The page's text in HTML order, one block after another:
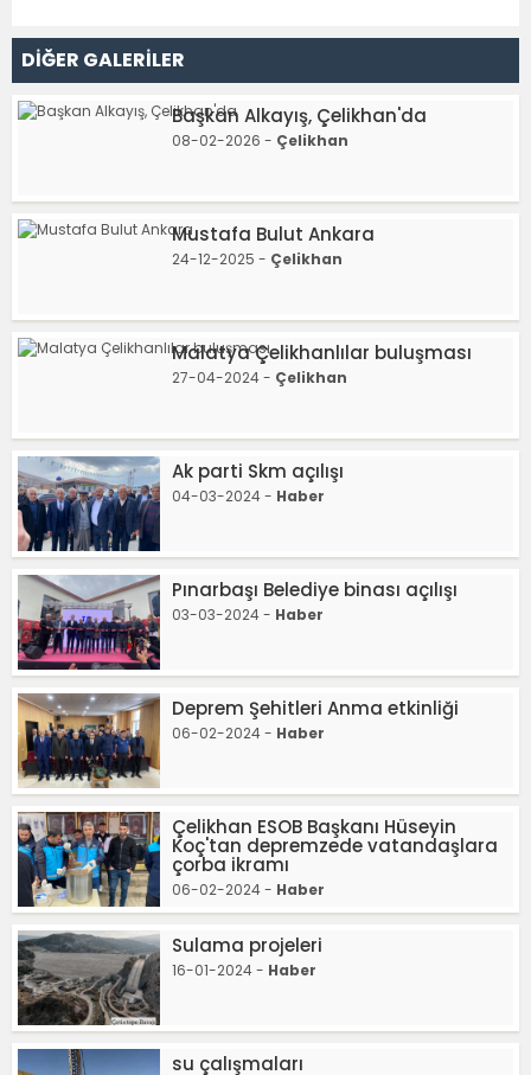
DİĞER GALERİLER
Başkan Alkayış, Çelikhan'da
08-02-2026 - Çelikhan
Mustafa Bulut Ankara
24-12-2025 - Çelikhan
Malatya Çelikhanlılar buluşması
27-04-2024 - Çelikhan
Ak parti Skm açılışı
04-03-2024 - Haber
Pınarbaşı Belediye binası açılışı
03-03-2024 - Haber
Deprem Şehitleri Anma etkinliği
06-02-2024 - Haber
Çelikhan ESOB Başkanı Hüseyin
Koç'tan depremzede vatandaşlara
çorba ikramı
06-02-2024 - Haber
Sulama projeleri
16-01-2024 - Haber
su çalışmaları